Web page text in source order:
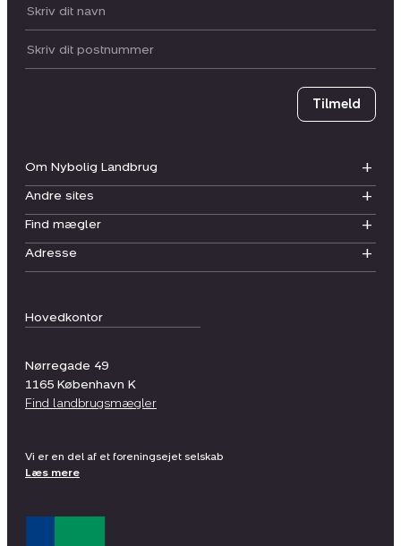
Hovedkontor
Nørregade 49
1165 København K
Find landbrugsmægler
Om Nybolig Landbrug
Andre sites
Find mægler
Adresse
Dit navn:
Postnummer
Tilmeld
Vi er en del af et foreningsejet selskab
Læs mere